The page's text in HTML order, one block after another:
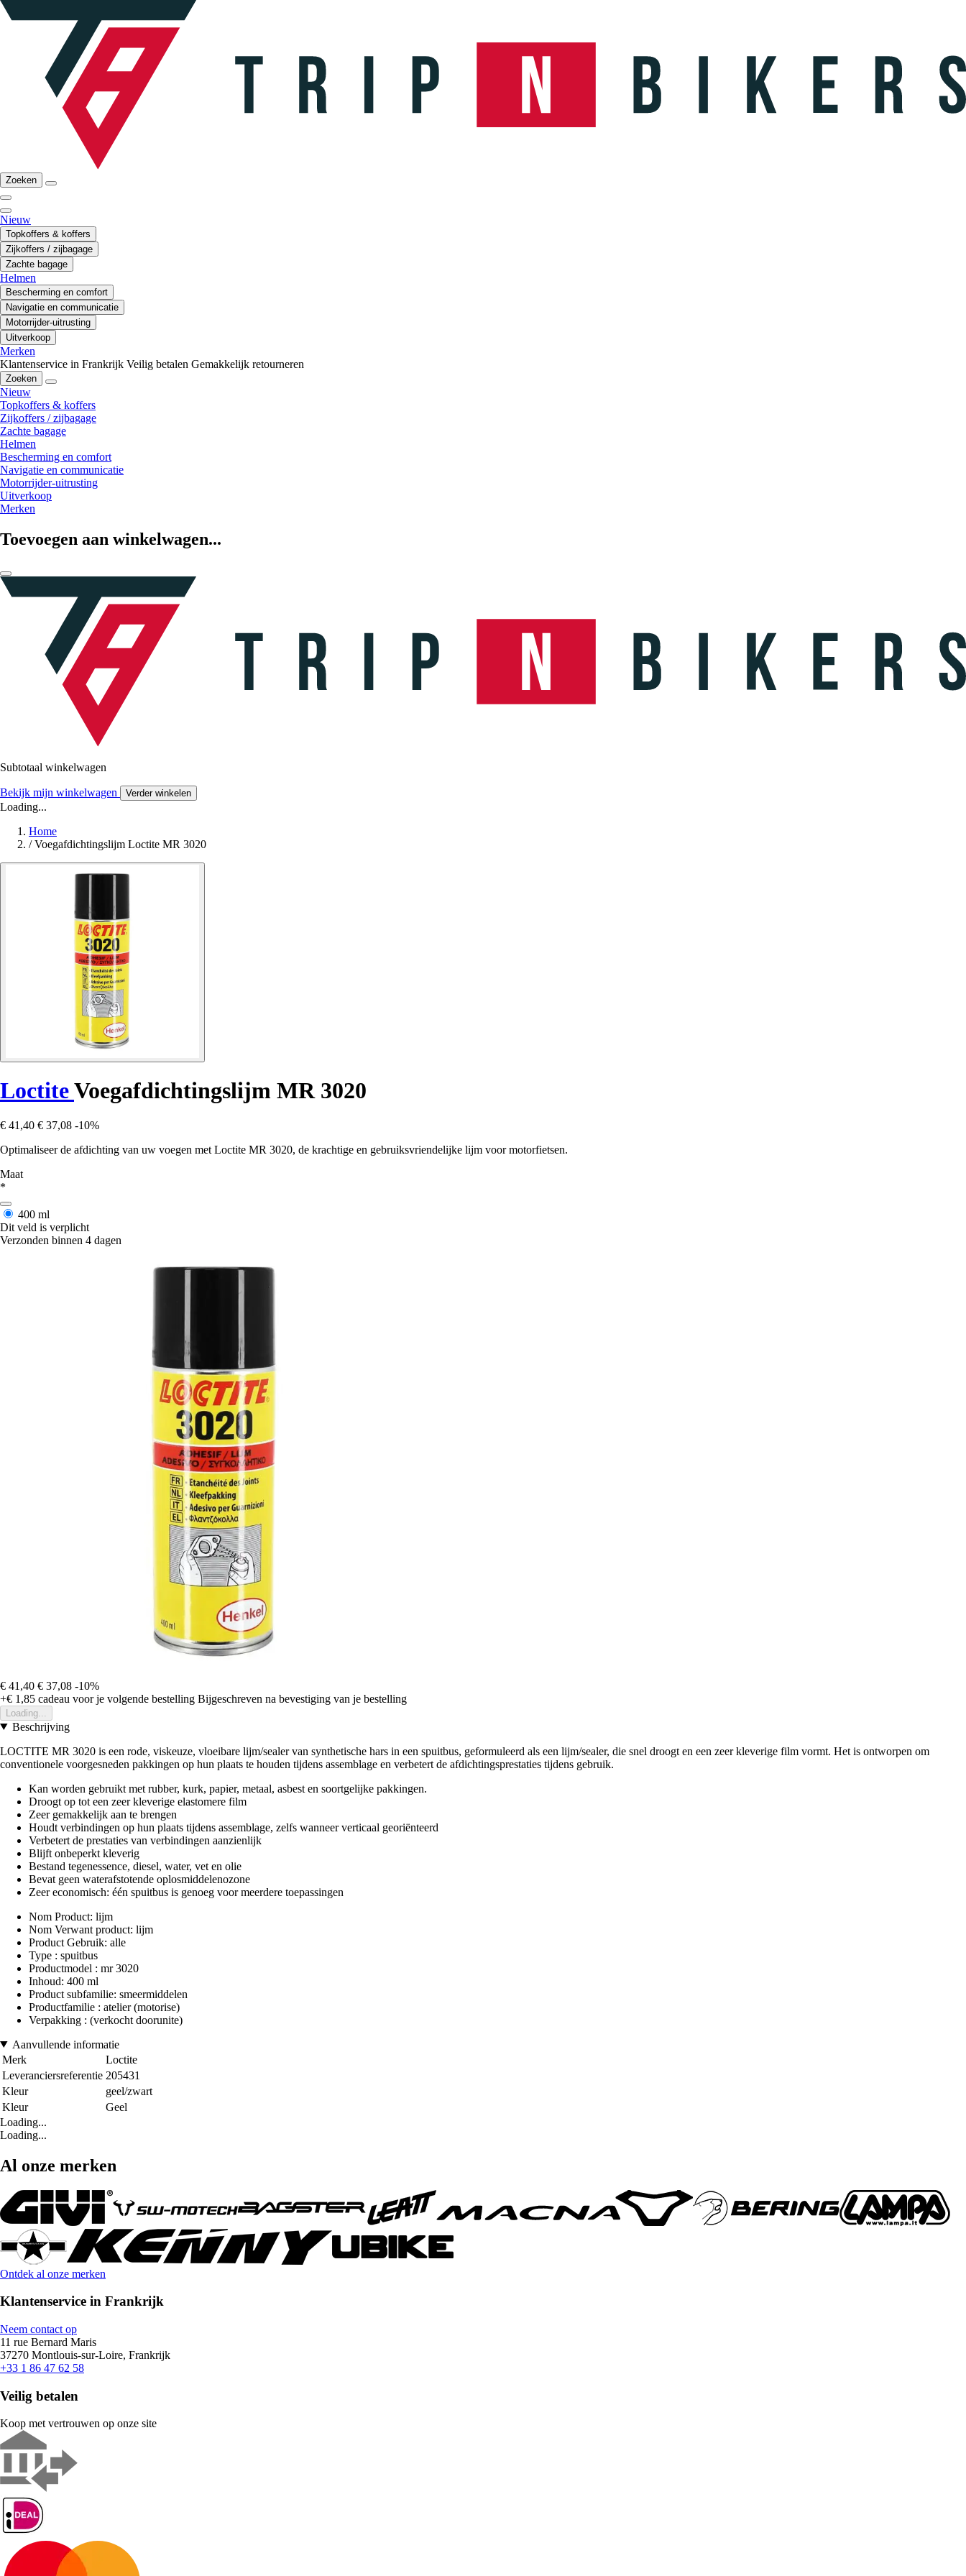
Zoeken
Nieuw
Topkoffers & koffers
Zijkoffers / zijbagage
Zachte bagage
Helmen
Bescherming en comfort
Navigatie en communicatie
Motorrijder-uitrusting
Uitverkoop
Merken
Klantenservice in Frankrijk Veilig betalen Gemakkelijk retourneren
Zoeken
Nieuw
Topkoffers & koffers
Zijkoffers / zijbagage
Zachte bagage
Helmen
Bescherming en comfort
Navigatie en communicatie
Motorrijder-uitrusting
Uitverkoop
Merken
Toevoegen aan winkelwagen...
Subtotaal winkelwagen
Bekijk mijn winkelwagen Verder winkelen
Loading...
Home
/ Voegafdichtingslijm Loctite MR 3020
LoctiteVoegafdichtingslijm MR 3020
€ 41,40 € 37,08 -10%
Optimaliseer de afdichting van uw voegen met Loctite MR 3020, de krachtige en gebruiksvriendelijke lijm voor motorfietsen.
Maat
*
400 ml
Dit veld is verplicht
Verzonden binnen 4 dagen
€ 41,40 € 37,08 -10%
+€ 1,85 cadeau voor je volgende bestelling Bijgeschreven na bevestiging van je bestelling
Loading...
Beschrijving
LOCTITE MR 3020 is een rode, viskeuze, vloeibare lijm/sealer van synthetische hars in een spuitbus, geformuleerd als een lijm/sealer, die snel droogt en een zeer kleverige film vormt. Het is ontworpen om
conventionele voorgesneden pakkingen op hun plaats te houden tijdens assemblage en verbetert de afdichtingsprestaties tijdens gebruik.
Kan worden gebruikt met rubber, kurk, papier, metaal, asbest en soortgelijke pakkingen.
Droogt op tot een zeer kleverige elastomere film
Zeer gemakkelijk aan te brengen
Houdt verbindingen op hun plaats tijdens assemblage, zelfs wanneer verticaal georiënteerd
Verbetert de prestaties van verbindingen aanzienlijk
Blijft onbeperkt kleverig
Bestand tegenessence, diesel, water, vet en olie
Bevat geen waterafstotende oplosmiddelenozone
Zeer economisch: één spuitbus is genoeg voor meerdere toepassingen
Nom Product: lijm
Nom Verwant product: lijm
Product Gebruik: alle
Type : spuitbus
Productmodel : mr 3020
Inhoud: 400 ml
Product subfamilie: smeermiddelen
Productfamilie : atelier (motorise)
Verpakking : (verkocht doorunite)
Aanvullende informatie
Merk
Loctite
Leveranciersreferentie 205431
Kleur
geel/zwart
Kleur
Geel
Loading...
Loading...
Al onze merken
Ontdek al onze merken
Klantenservice in Frankrijk
Neem contact op
11 rue Bernard Maris
37270 Montlouis-sur-Loire, Frankrijk
+33 1 86 47 62 58
Veilig betalen
Koop met vertrouwen op onze site